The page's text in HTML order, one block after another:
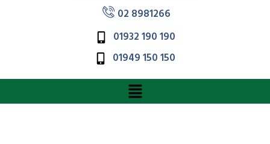
02 8981266
01932 190 190
01949 150 150